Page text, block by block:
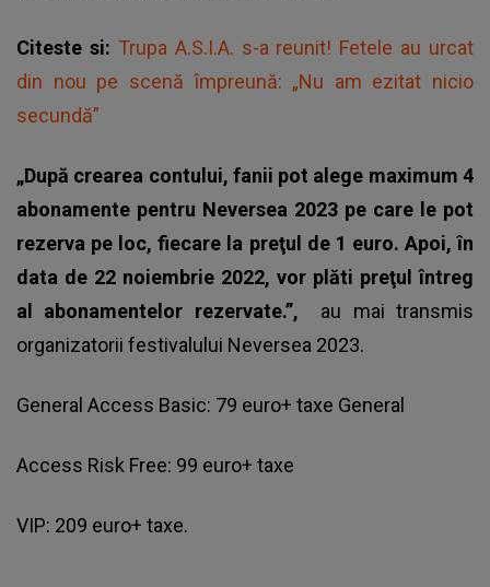
Citeste si: Trupa A.S.I.A. s-a reunit! Fetele au urcat
din nou pe scenă împreună: „Nu am ezitat nicio
secundă”
„După crearea contului, fanii pot alege maximum 4
abonamente pentru Neversea 2023 pe care le pot
rezerva pe loc, fiecare la preţul de 1 euro. Apoi, în
data de 22 noiembrie 2022, vor plăti preţul întreg
al abonamentelor rezervate.”, au mai transmis
organizatorii festivalului Neversea 2023.
General Access Basic: 79 euro+ taxe General
Access Risk Free: 99 euro+ taxe
VIP: 209 euro+ taxe.